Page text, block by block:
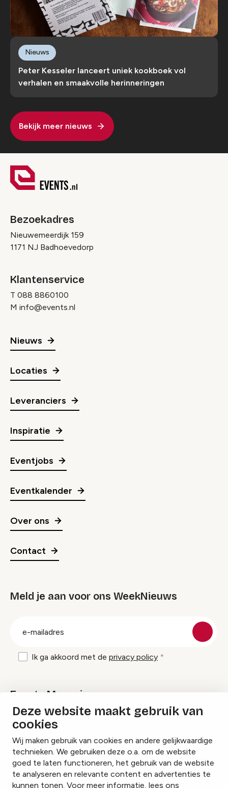
Deze website maakt gebruik van
cookies
Wij maken gebruik van cookies en andere gelijkwaardige
technieken. We gebruiken deze o.a. om de website
goed te laten functioneren, het gebruik van de website
te analyseren en relevante content en advertenties te
kunnen tonen. Voor meer informatie, lees ons
Peter Kesseler lanceert uniek kookboek vol
verhalen en smaakvolle herinneringen
Nieuws
Bekijk meer nieuws
Bezoekadres
Nieuwemeerdijk 159
1171 NJ Badhoevedorp
Klantenservice
T 088 8860100
M info@events.nl
Nieuws
Locaties
Leveranciers
Inspiratie
Eventjobs
Eventkalender
Over ons
Contact
Meld je aan voor ons WeekNieuws
Ik ga akkoord met de privacy policy
Events Magazine
Ik ontvang graag Events Magazine
InstagramFacebookLinkedIn